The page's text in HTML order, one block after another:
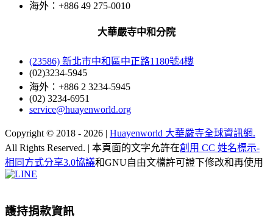
海外：+886 49 275-0010
大華嚴寺中和分院
(23586) 新北市中和區中正路1180號4樓
(02)3234-5945
海外：+886 2 3234-5945
(02) 3234-6951
service@huayenworld.org
Copyright © 2018 - 2026 | Huayenworld 大華嚴寺全球資訊網.
All Rights Reserved. | 本頁面的文字允許在創用 CC 姓名標示-
相同方式分享3.0協議和GNU自由文檔許可證下修改和再使用
Facebook
X
WeChat
YouTube
LINE
Bar
Area
護持捐款資訊